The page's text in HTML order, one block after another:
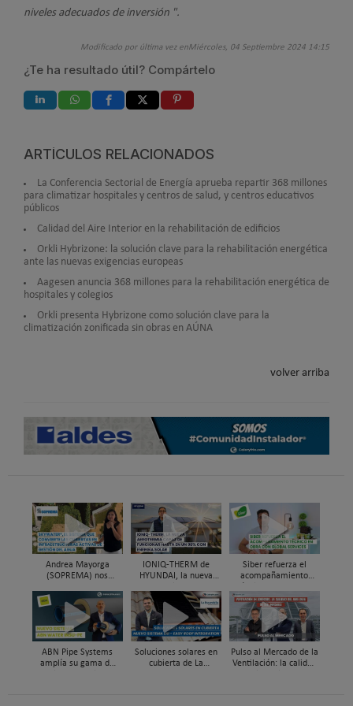
niveles adecuados de inversión ".
Modificado por última vez enMiércoles, 04 Septiembre 2024 14:15
¿Te ha resultado útil? Compártelo
ARTÍCULOS RELACIONADOS
La Conferencia Sectorial de Energía aprueba repartir 368 millones
para climatizar hospitales y centros de salud, y centros educativos
públicos
Calidad del Aire Interior en la rehabilitación de edificios
Orkli Hybrizone: la solución clave para la rehabilitación energética
ante las nuevas exigencias europeas
Aagesen anuncia 368 millones para la rehabilitación energética de
hospitales y colegios
Orkli presenta Hybrizone como solución clave para la
climatización zonificada sin obras en AÚNA
volver arriba
Andrea Mayorga
(SOPREMA) nos
cubierta azul-verde
IONIQ-THERM de
HYUNDAI, la nueva
funcionar hasta en un
98% con energía solar
Siber refuerza el
acompañamiento
soporte al instalador
con Global Services
ABN Pipe Systems
amplía su gama de
Soluciones solares en
cubierta de La
Pulso al Mercado de la
Ventilación: la calidad